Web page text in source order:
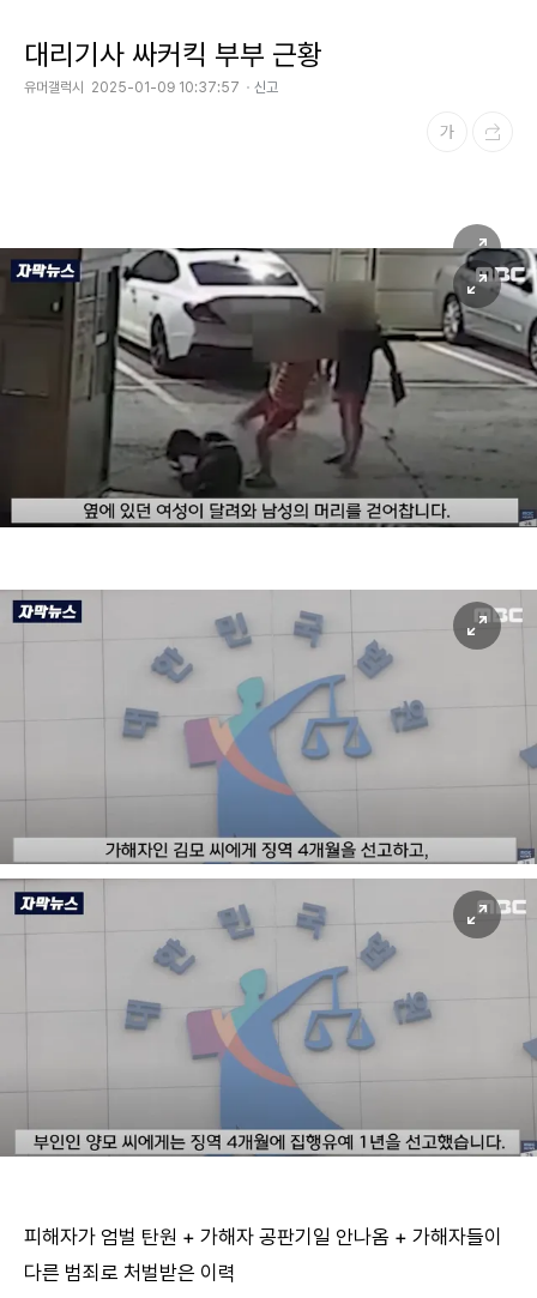
대리기사 싸커킥 부부 근황
유머갤럭시 2025-01-09 10:37:57 신고
피해자가 엄벌 탄원 + 가해자 공판기일 안나옴 + 가해자들이
다른 범죄로 처벌받은 이력